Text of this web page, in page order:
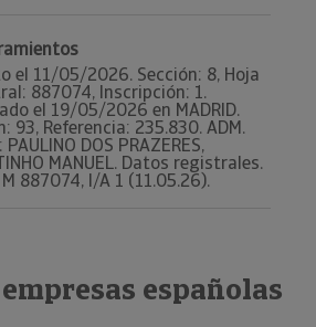
el 11/05/2026. Sección: 8, Hoja
887074, Inscripción: 1.
el 19/05/2026 en MADRID.
93, Referencia: 235.830. ADM.
PAULINO DOS PRAZERES,
MANUEL. Datos registrales.
M 887074, I/A 1 (11.05.26).
españolas